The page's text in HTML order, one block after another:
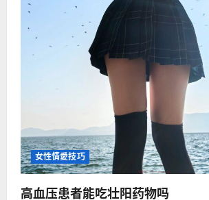
女性情愛技巧
高血压患者能吃壮阳药物吗